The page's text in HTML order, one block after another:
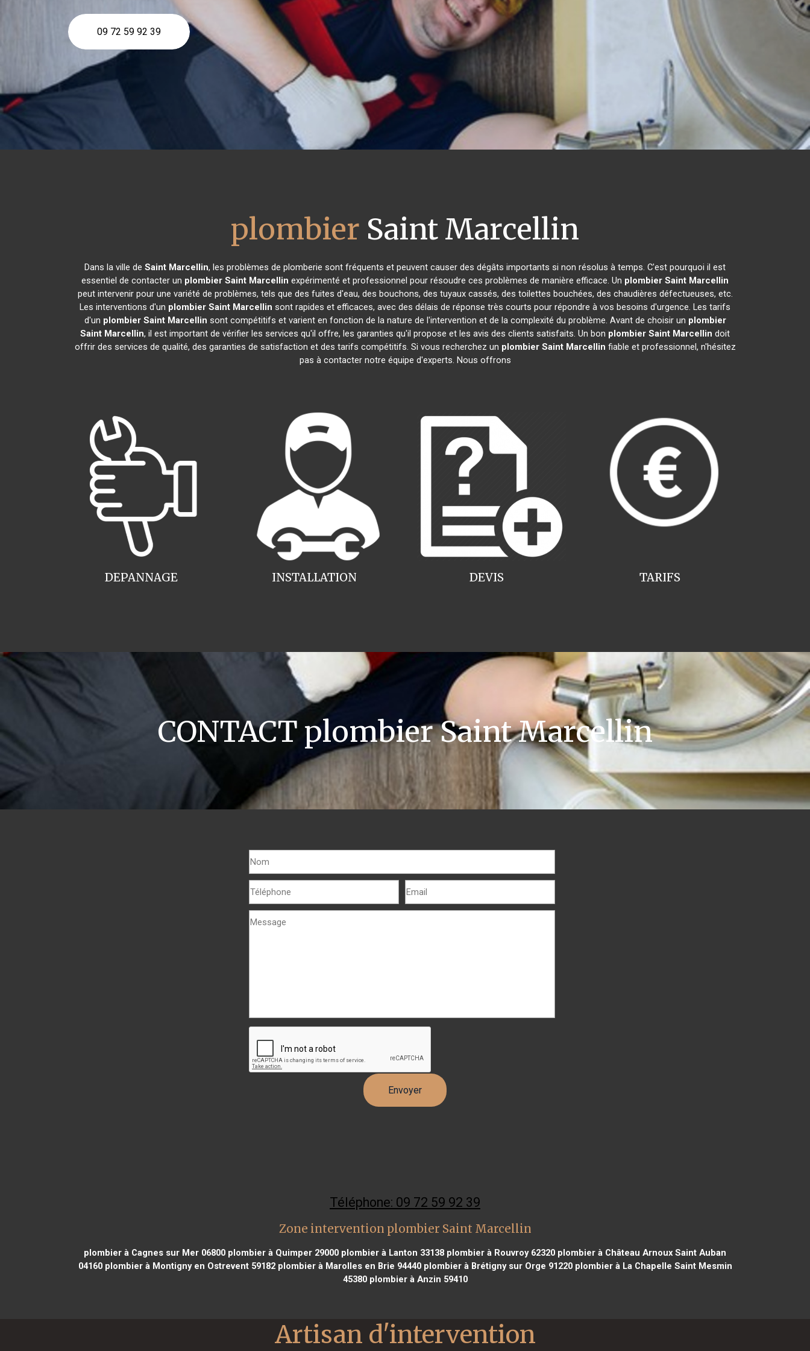
09 72 59 92 39
plombier Saint Marcellin
Dans la ville de Saint Marcellin, les problèmes de plomberie sont fréquents et peuvent causer des dégâts importants si non résolus à temps. C'est pourquoi il est
essentiel de contacter un plombier Saint Marcellin expérimenté et professionnel pour résoudre ces problèmes de manière efficace. Un plombier Saint Marcellin
peut intervenir pour une variété de problèmes, tels que des fuites d'eau, des bouchons, des tuyaux cassés, des toilettes bouchées, des chaudières défectueuses, etc.
Les interventions d'un plombier Saint Marcellin sont rapides et efficaces, avec des délais de réponse très courts pour répondre à vos besoins d'urgence. Les tarifs
d'un plombier Saint Marcellin sont compétitifs et varient en fonction de la nature de l'intervention et de la complexité du problème. Avant de choisir un plombier
Saint Marcellin, il est important de vérifier les services qu'il offre, les garanties qu'il propose et les avis des clients satisfaits. Un bon plombier Saint Marcellin doit
offrir des services de qualité, des garanties de satisfaction et des tarifs compétitifs. Si vous recherchez un plombier Saint Marcellin fiable et professionnel, n'hésitez
pas à contacter notre équipe d'experts. Nous offrons
INSTALLATION
DEPANNAGE TARIFS
DEVIS
CONTACT plombier Saint Marcellin
Téléphone: 09 72 59 92 39
Zone intervention plombier Saint Marcellin
plombier à Cagnes sur Mer 06800 plombier à Quimper 29000 plombier à Lanton 33138 plombier à Rouvroy 62320 plombier à Château Arnoux Saint Auban
04160plombier à Montigny en Ostrevent 59182plombier à Marolles en Brie 94440plombier à Brétigny sur Orge 91220plombier à La Chapelle Saint Mesmin
45380plombier à Anzin 59410
Artisan d'intervention